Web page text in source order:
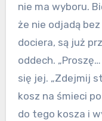
nie ma wyboru.
że nie odjadą
dociera, są już
oddech.
się jej. „Zdejmij
kosz na śmieci
do tego kosza i